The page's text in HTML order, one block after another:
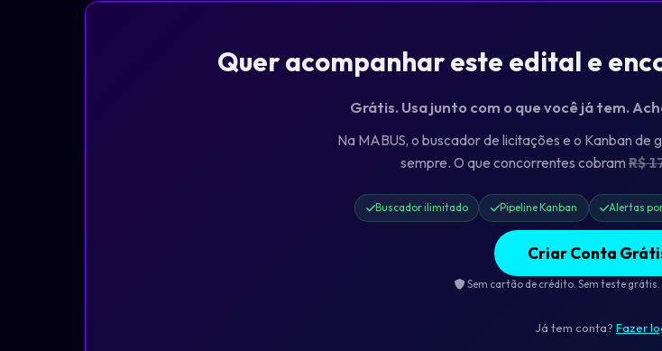
Quer acompanhar este edital e
Grátis. Usa junto com o que você já tem.
Na MABUS, o buscador de licitações e o Kanban de
sempre. O que concorrentes cobramR$
Buscador ilimitado Pipeline Kanban Alertas
Criar Conta
Sem cartão de crédito. Sem teste grátis.
Já tem conta? Fazer